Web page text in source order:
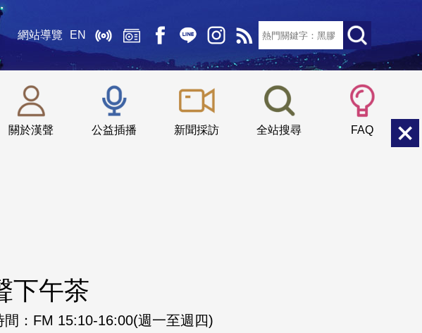
網站導覽 EN
關於漢聲 公益插播 新聞採訪 全站搜尋 FAQ
小 中
下午茶
： FM 15:10-16:00(週一至週四)